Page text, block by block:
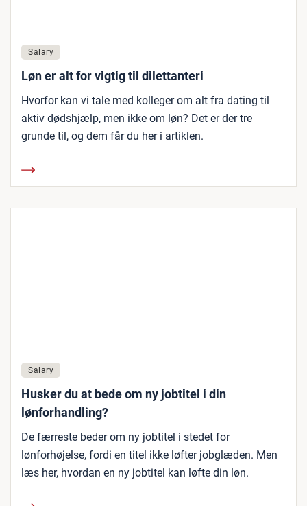
Salary
Løn er alt for vigtig til dilettanteri
Hvorfor kan vi tale med kolleger om alt fra dating til
aktiv dødshjælp, men ikke om løn? Det er der tre
grunde til, og dem får du her i artiklen.
Salary
Husker du at bede om ny jobtitel i din
lønforhandling?
De færreste beder om ny jobtitel i stedet for
lønforhøjelse, fordi en titel ikke løfter jobglæden. Men
læs her, hvordan en ny jobtitel kan løfte din løn.